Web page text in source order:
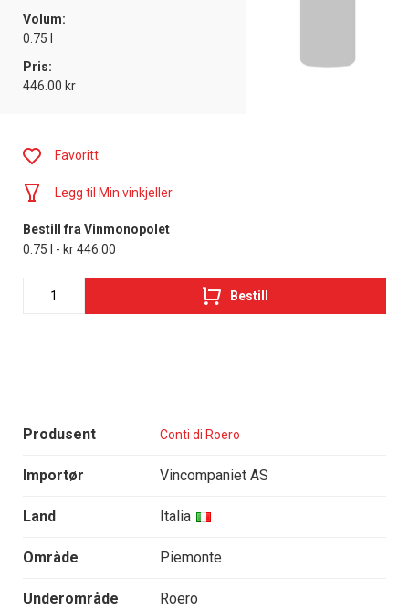
Volum:
0.75 l
Pris:
446.00 kr
Produsent Conti di Roero
Importør Vincompaniet AS
Land Italia
Område Piemonte
Underområde Roero
Favoritt
Legg til Min vinkjeller
Bestill fra Vinmonopolet
0.75 l - kr 446.00
Bestill